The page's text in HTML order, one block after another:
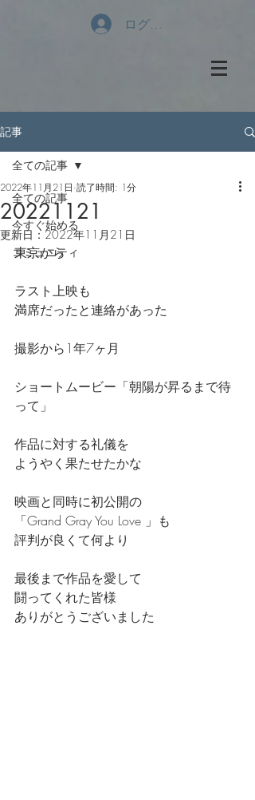
ログイン
記事
全ての記事
今すぐ始める
コミュニティ
全ての記事
20221121
2022年11月21日 読了時間: 1分
更新日： 2022年11月21日
東京から
ラスト上映も
満席だったと連絡があった
撮影から1年7ヶ月
ショートムービー「朝陽が昇るまで待
って」
作品に対する礼儀を
ようやく果たせたかな
映画と同時に初公開の
「Grand Gray You Love 」も
評判が良くて何より
最後まで作品を愛して
闘ってくれた皆様
ありがとうございました